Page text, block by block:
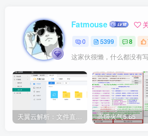
Fatmouse
0 5399 8
这家伙很懒，什么都没有
天翼云解析：文件直链获取源码 高级火气5.65